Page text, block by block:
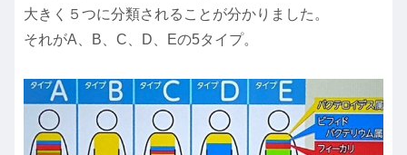
大きく５つに分類されることが分かりました。
それがA、B、C、D、Eの5タイプ。